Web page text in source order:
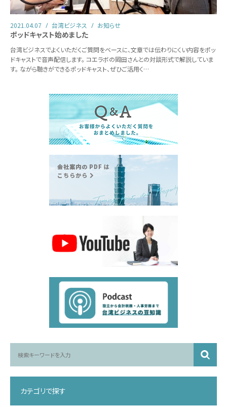
2021.04.07 台湾ビジネス お知らせ
ポッドキャスト始めました
台湾ビジネスでよくいただくご質問をベースに、文章では伝わりにくい内容をポッ
ドキャストで音声配信します。 コエラボの岡田さんとの対談形式で解説していま
す。 ながら聴きができるポッドキャスト、ぜひご活用く…
カテゴリで探す